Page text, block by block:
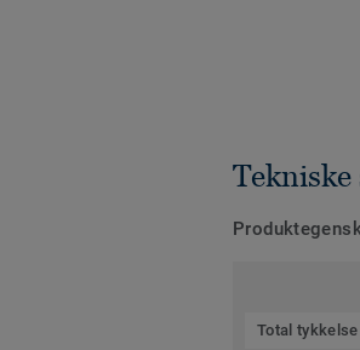
Total tykkelse